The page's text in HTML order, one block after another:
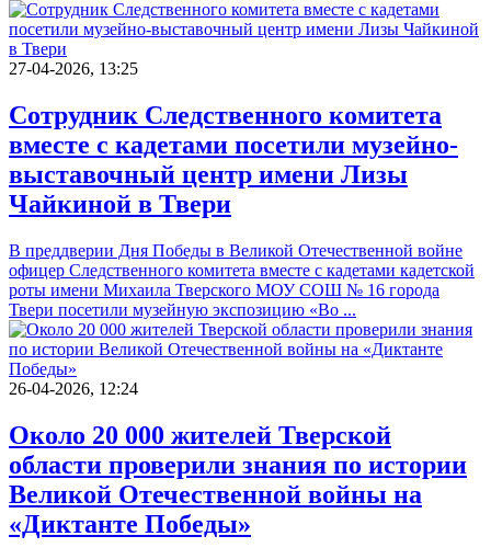
27-04-2026, 13:25
Сотрудник Следственного комитета
вместе с кадетами посетили музейно-
выставочный центр имени Лизы
Чайкиной в Твери
В преддверии Дня Победы в Великой Отечественной войне
офицер Следственного комитета вместе с кадетами кадетской
роты имени Михаила Тверского МОУ СОШ № 16 города
Твери посетили музейную экспозицию «Во ...
26-04-2026, 12:24
Около 20 000 жителей Тверской
области проверили знания по истории
Великой Отечественной войны на
«Диктанте Победы»